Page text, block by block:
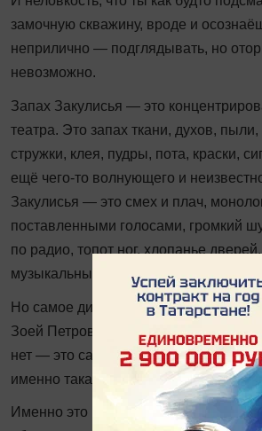
замочную скважину, вроде и
неприлично — подглядывать, но
невозможно.
Запах Закулисья — это
театра. Это запах ткани, духов,
стружки, клея, пудры, пота, краски,
ещё чего-то волнующего и
Закулисья — это смех и плач,
поставленными голосами, громкий
по радио, топот ног, хлопанье
музыкальных инструментов и
Но самое дивное — это когда твоя
Зоей Петровой, а потом на сцене —
нет — это самая настоящая Пеппи
именно такая, какой я себе её и
Именно это превращение обычного